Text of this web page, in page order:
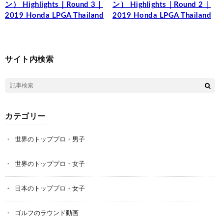
ン） Highlights｜Round 3｜
2019 Honda LPGA Thailand
ン） Highlights｜Round 2｜
2019 Honda LPGA Thailand
サイト内検索
カテゴリー
世界のトッププロ・男子
世界のトッププロ・女子
日本のトッププロ・女子
ゴルフのラウンド動画